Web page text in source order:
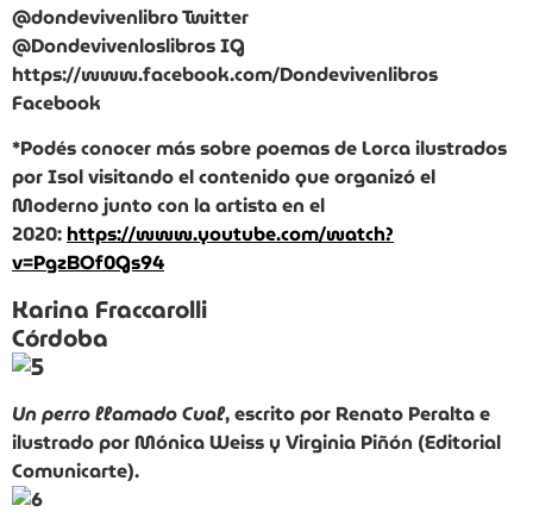
@dondevivenlibro Twitter
@Dondevivenloslibros IG
https://www.facebook.com/Dondevivenlibros
Facebook
*Podés conocer más sobre poemas de Lorca ilustrados
por Isol visitando el contenido que organizó el
Moderno junto con la artista en el
2020:https://www.youtube.com/watch?
v=PgzBOf0Gs94
Karina Fraccarolli
Córdoba
Un perro llamado Cual, escrito por Renato Peralta e
ilustrado por Mónica Weiss y Virginia Piñón (Editorial
Comunicarte).